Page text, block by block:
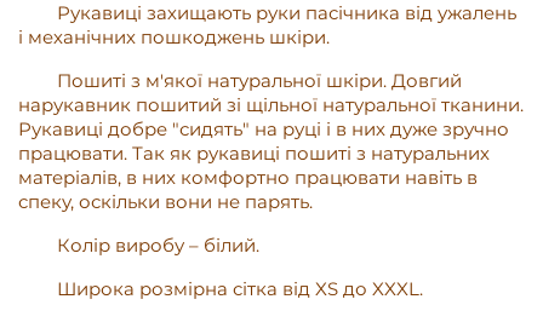
Рукавиці захищають руки пасічника від ужалень
і механічних пошкоджень шкіри.
Пошиті з м'якої натуральної шкіри. Довгий
нарукавник пошитий зі щільної натуральної тканини.
Рукавиці добре "сидять" на руці і в них дуже зручно
працювати. Так як рукавиці пошиті з натуральних
матеріалів, в них комфортно працювати навіть в
спеку, оскільки вони не парять.
Колір виробу – білий.
Широка розмірна сітка від XS до XXXL.